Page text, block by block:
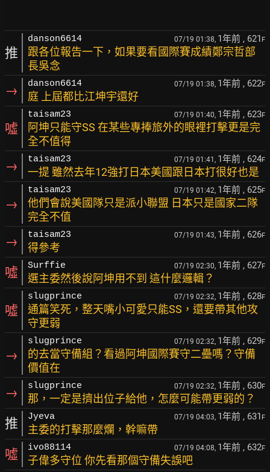
推
danson6614 07/19 01:38, 1年前 , 621 F
跟各位報告一下，如果要看國際賽成績鄭宗哲部
長吳念
→ danson6614 07/19 01:38, 1年前 , 622F
庭 上屆都比江坤宇還好
噓
taisam23 07/19 01:40, 1年前 , 623F
阿坤只能守SS 在某些專捧旅外的眼裡打擊更是完
全不值得
→ taisam23 07/19 01:41, 1年前 , 624F
一提 雖然去年12強打日本美國跟日本打很好也是
→
taisam23 07/19 01:42, 1年前 , 625F
他們會說美國隊只是派小聯盟 日本只是國家二隊
完全不值
→ taisam23 07/19 01:43, 1年前 , 626F
得參考
噓 Surffie 07/19 02:30, 1年前 , 627F
選主委然後說阿坤用不到 這什麼邏輯？
噓
slugprince 07/19 02:32, 1年前 , 628F
通篇笑死，整天嘴小可愛只能SS，還要帶其他攻
守更弱
→
slugprince 07/19 02:32, 1年前 , 629F
的去當守備組？看過阿坤國際賽守二壘嗎？守備
價值在
→ slugprince 07/19 02:32, 1年前 , 630F
那，一定是擠出位子給他，怎麼可能帶更弱的？
推 Jyeva 07/19 04:03, 1年前 , 631 F
主委的打擊那麼爛，幹嘛帶
噓 ivo88114 07/19 04:08, 1年前 , 632F
子偉多守位 你先看那個守備失誤吧